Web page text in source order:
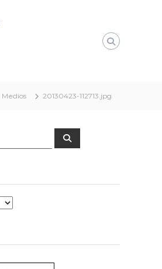
Medios 20130423-112713.jpg